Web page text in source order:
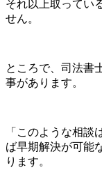
それ以上取ってい
せん。
ところで、司法書
事があります。
「このような相
ば早期解決が可能
ります。